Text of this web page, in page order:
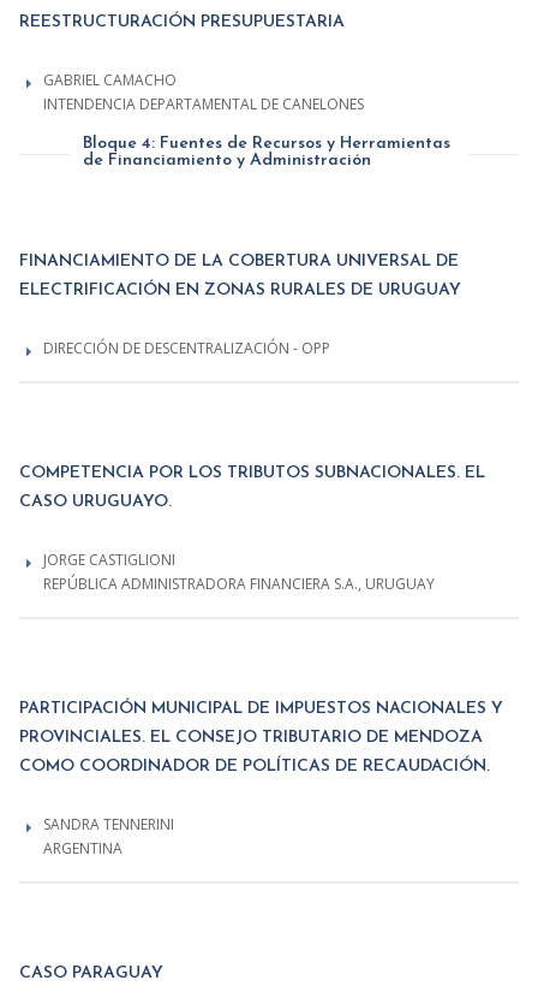
REESTRUCTURACIÓN PRESUPUESTARIA
GABRIEL CAMACHO
INTENDENCIA DEPARTAMENTAL DE CANELONES
Bloque 4: Fuentes de Recursos y Herramientas
de Financiamiento y Administración
FINANCIAMIENTO DE LA COBERTURA UNIVERSAL DE
ELECTRIFICACIÓN EN ZONAS RURALES DE URUGUAY
DIRECCIÓN DE DESCENTRALIZACIÓN - OPP
COMPETENCIA POR LOS TRIBUTOS SUBNACIONALES. EL
CASO URUGUAYO.
JORGE CASTIGLIONI
REPÚBLICA ADMINISTRADORA FINANCIERA S.A., URUGUAY
PARTICIPACIÓN MUNICIPAL DE IMPUESTOS NACIONALES Y
PROVINCIALES. EL CONSEJO TRIBUTARIO DE MENDOZA
COMO COORDINADOR DE POLÍTICAS DE RECAUDACIÓN.
SANDRA TENNERINI
ARGENTINA
CASO PARAGUAY